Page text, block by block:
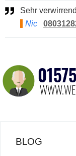
Sehr
Nic
BLOG